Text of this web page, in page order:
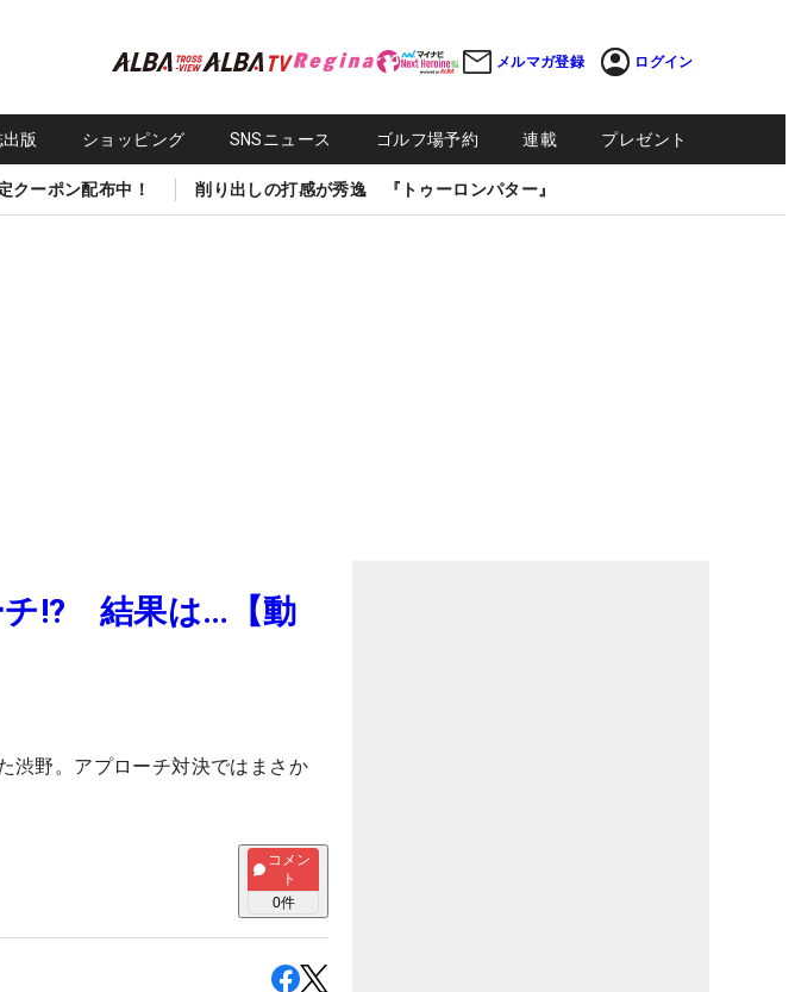
メルマガ登録 ログイン
版 ショッピング SNSニュース ゴルフ場予約 連載 プレゼント
クーポン配布中！ 削り出しの打感が秀逸 『トゥーロンパター』
チ!? 結果は…【動
渋野。アプローチ対決ではまさか
コメン
ト
0件